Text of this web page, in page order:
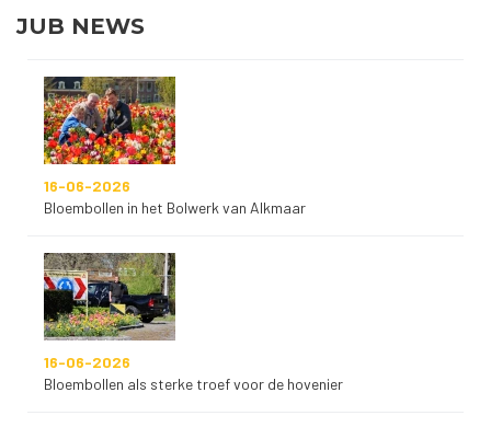
JUB NEWS
16-06-2026
Bloembollen in het Bolwerk van Alkmaar
16-06-2026
Bloembollen als sterke troef voor de hovenier